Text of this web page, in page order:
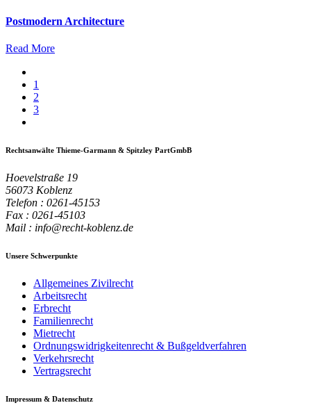
Postmodern Architecture
Read More
1
2
3
Rechtsanwälte Thieme-Garmann & Spitzley PartGmbB
Hoevelstraße 19
56073 Koblenz
Telefon : 0261-45153
Fax : 0261-45103
Mail : info@recht-koblenz.de
Unsere Schwerpunkte
Allgemeines Zivilrecht
Arbeitsrecht
Erbrecht
Familienrecht
Mietrecht
Ordnungswidrigkeitenrecht & Bußgeldverfahren
Verkehrsrecht
Vertragsrecht
Impressum & Datenschutz